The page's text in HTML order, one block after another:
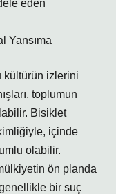
eden
Yansıma
kültürün izlerini
toplumun
Bisiklet
içinde
olabilir.
ön planda
bir suç